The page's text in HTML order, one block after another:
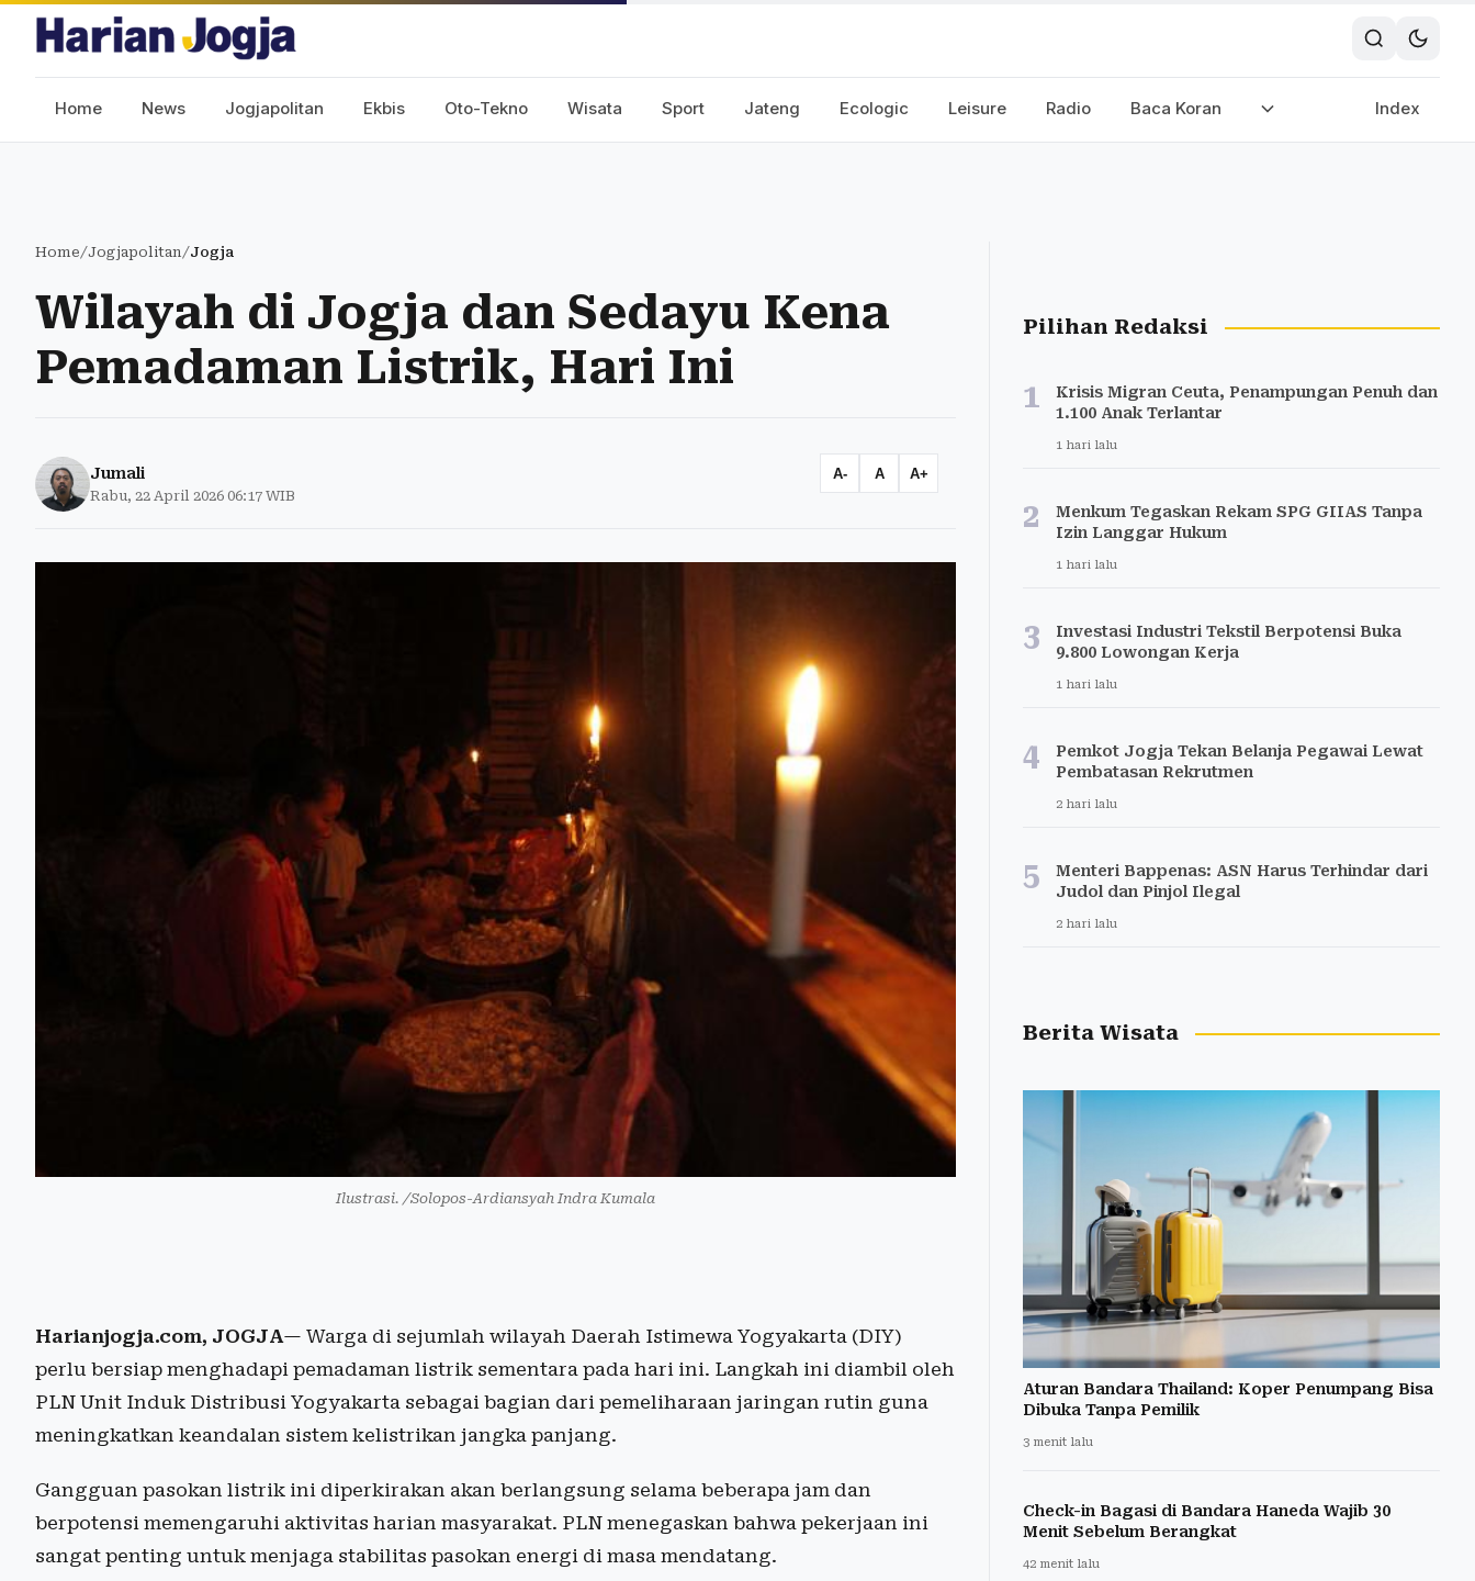
Home News Jogjapolitan Ekbis Oto-Tekno Wisata Sport Jateng Ecologic Leisure Radio Baca Koran Index
Home/Jogjapolitan/Jogja
Wilayah di Jogja dan Sedayu Kena
Pemadaman Listrik, Hari Ini
Jumali
Rabu, 22 April 2026 06:17 WIB
A- A A+
Ilustrasi. /Solopos-Ardiansyah Indra Kumala
Harianjogja.com, JOGJA— Warga di sejumlah wilayah Daerah Istimewa Yogyakarta (DIY)
perlu bersiap menghadapi pemadaman listrik sementara pada hari ini. Langkah ini diambil oleh
PLN Unit Induk Distribusi Yogyakarta sebagai bagian dari pemeliharaan jaringan rutin guna
meningkatkan keandalan sistem kelistrikan jangka panjang.
Gangguan pasokan listrik ini diperkirakan akan berlangsung selama beberapa jam dan
berpotensi memengaruhi aktivitas harian masyarakat. PLN menegaskan bahwa pekerjaan ini
sangat penting untuk menjaga stabilitas pasokan energi di masa mendatang.
Pilihan Redaksi
1
Krisis Migran Ceuta, Penampungan Penuh dan
1.100 Anak Terlantar
1 hari lalu
2
Menkum Tegaskan Rekam SPG GIIAS Tanpa
Izin Langgar Hukum
1 hari lalu
3
Investasi Industri Tekstil Berpotensi Buka
9.800 Lowongan Kerja
1 hari lalu
4
Pemkot Jogja Tekan Belanja Pegawai Lewat
Pembatasan Rekrutmen
2 hari lalu
5
Menteri Bappenas: ASN Harus Terhindar dari
Judol dan Pinjol Ilegal
2 hari lalu
Berita Wisata
Aturan Bandara Thailand: Koper Penumpang Bisa
Dibuka Tanpa Pemilik
3 menit lalu
Check-in Bagasi di Bandara Haneda Wajib 30
Menit Sebelum Berangkat
42 menit lalu